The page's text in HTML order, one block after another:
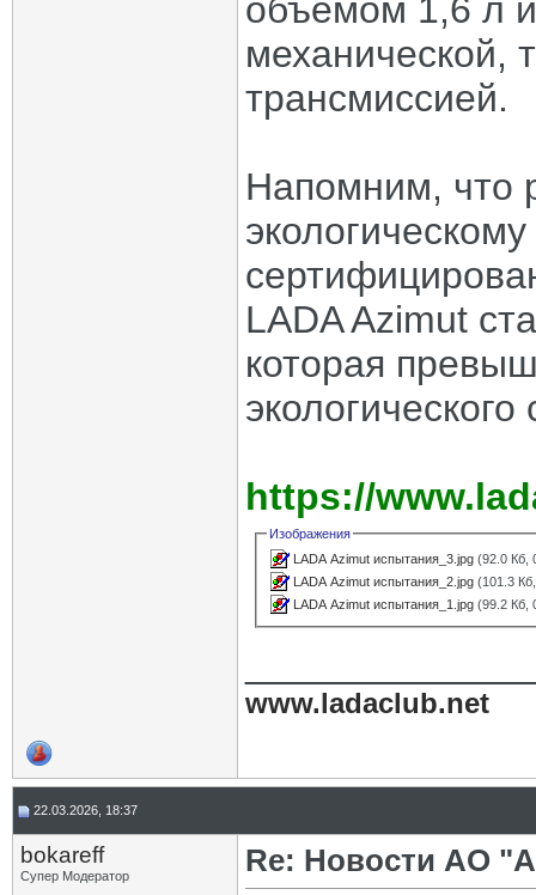
объемом 1,6 л
механической,
трансмиссией.
Напомним, что
LADA Azimut
которая
экологического
https://
Изображения
LADA Azimut испытания_3.jpg (92.0 Кб,
LADA Azimut испытания_2.jpg (101.3
LADA Azimut испытания_1.jpg (99.2 Кб,
www.ladaclub.net
22.03.2026, 18:37
bokareff
Супер Модератор Re: Новости АО